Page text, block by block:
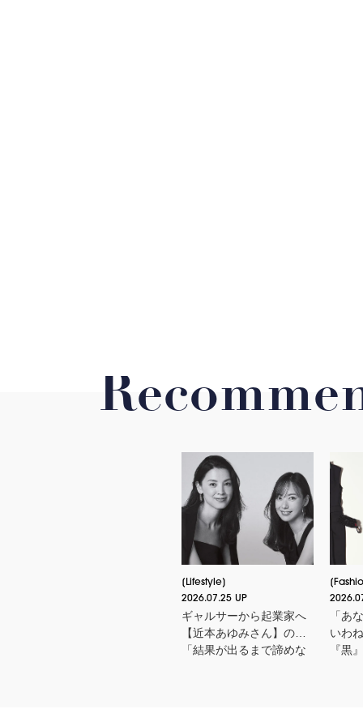
Lifestyle
2026.07.25 UP
ギャルサーから起業家へ
【近本あゆみさん】の
「結果が出るまで諦めな
「あ
いわ
『黒